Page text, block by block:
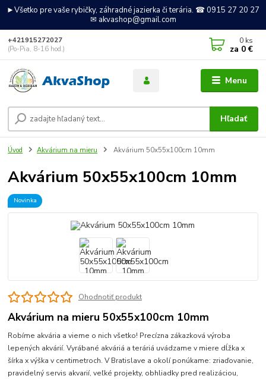
►Všetko pre vaše rybičky, záhradné jazierka či terária. ☎ 0915 27 20 27
✉ akvashop@gmail.com
Menu
Hľadať
+421915272027
(Po-Pia, 8-16 hod.)
0 ks
za 0 €
Úvod Akvárium na mieru Akvárium 50x55x100cm 10mm
Akvárium 50x55x100cm 10mm
Novinka
Ohodnotiť produkt
Akvárium na mieru 50x55x100cm 10mm
Robíme akvária a vieme o nich všetko! Precízna zákazková výroba
lepených akvárií. Vyrábané akváriá a teráriá uvádzame v miere dĺžka x
šírka x výška v centimetroch. V Bratislave a okolí ponúkame: zriaďovanie,
pravidelný servis akvarií, veľké projekty, obhliadky pred realizáciou,